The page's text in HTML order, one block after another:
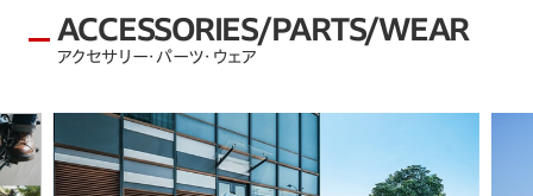
ACCESSORIES/PARTS/WEAR
アクセサリー・パーツ・ウェア